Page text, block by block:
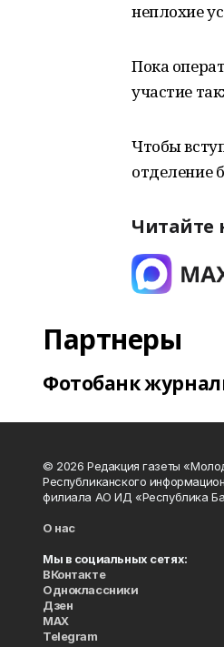
неплохие
Пока
участие
Чтобы
отделение
Читайте
Партнеры
Фотобанк
© 2026 Редакция газеты
Республиканского
филиала АО ИД «Республика
О нас
Мы в социальных сетях:
ВКонтакте
Одноклассники
Дзен
MAX
Telegram